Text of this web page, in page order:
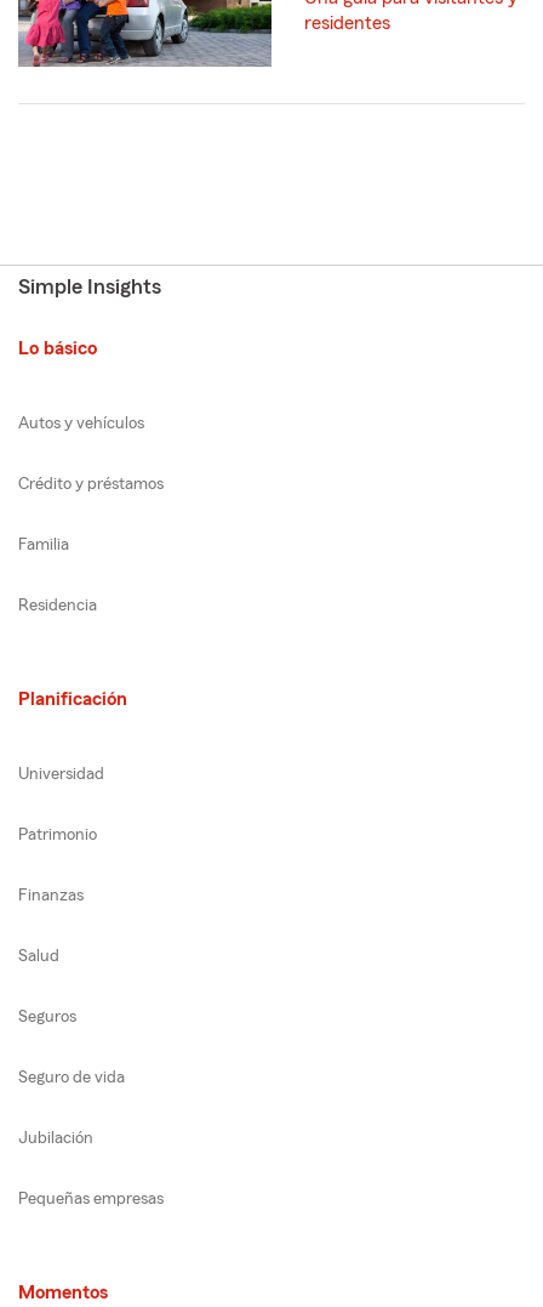
residentes
Simple Insights
Lo básico
Autos y vehículos
Crédito y préstamos
Familia
Residencia
Planificación
Universidad
Patrimonio
Finanzas
Salud
Seguros
Seguro de vida
Jubilación
Pequeñas empresas
Momentos